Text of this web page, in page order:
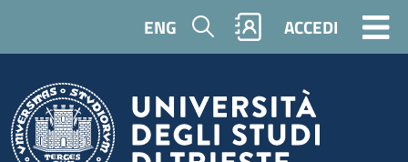
ENG Cerca ACCEDI